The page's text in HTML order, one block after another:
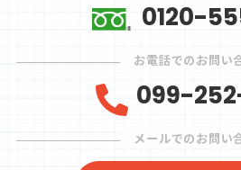
0120-
お電話でのお問い
099-
メールでのお問い